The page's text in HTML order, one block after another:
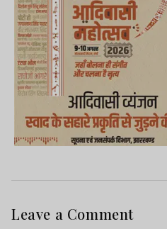
Leave a Comment